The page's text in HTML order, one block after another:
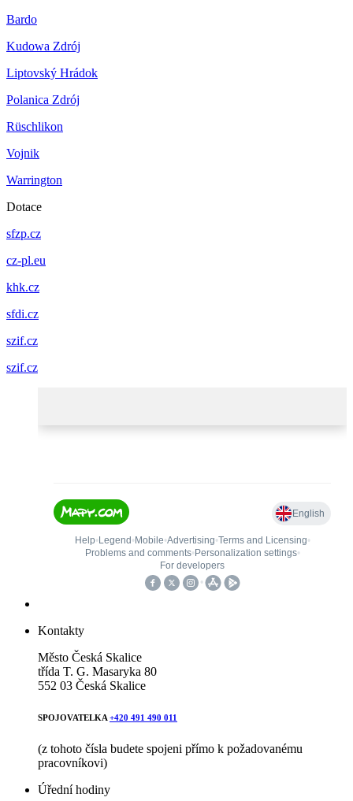
Bardo
Kudowa Zdrój
Liptovský Hrádok
Polanica Zdrój
Rüschlikon
Vojnik
Warrington
Dotace
sfzp.cz
cz-pl.eu
khk.cz
sfdi.cz
szif.cz
szif.cz
Kontakty
Město Česká Skalice
třída T. G. Masaryka 80
552 03 Česká Skalice
SPOJOVATELKA +420 491 490 011
(z tohoto čísla budete spojeni přímo k požadovanému
pracovníkovi)
Úřední hodiny